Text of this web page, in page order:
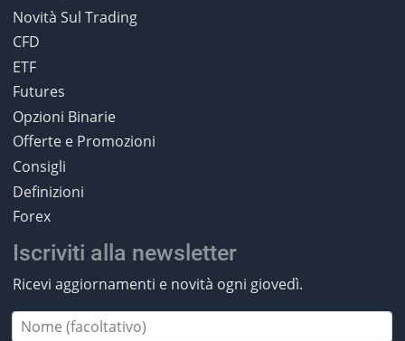
Novità Sul Trading
CFD
ETF
Futures
Opzioni Binarie
Offerte e Promozioni
Consigli
Definizioni
Forex
Iscriviti alla newsletter
Ricevi aggiornamenti e novità ogni giovedì.